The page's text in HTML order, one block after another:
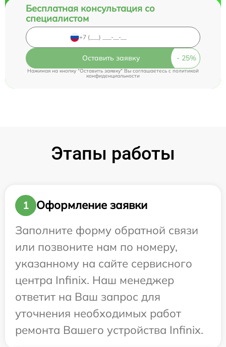
Бесплатная консультация со
специалистом
Оставить заявку
Нажимая на кнопку "Оставить заявку" Вы соглашаетесь cполитикой
конфиденциальности
Этапы работы
1
Оформление заявки
Заполните форму обратной связи
или позвоните нам по номеру,
указанному на сайте сервисного
центра Infinix. Наш менеджер
ответит на Ваш запрос для
уточнения необходимых работ
ремонта Вашего устройства Infinix.